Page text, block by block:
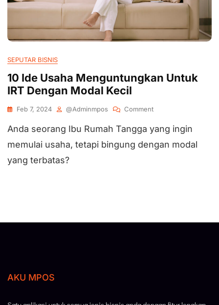
SEPUTAR BISNIS
10 Ide Usaha Menguntungkan Untuk
IRT Dengan Modal Kecil
Feb 7, 2024 @adminmpos Comment
Anda seorang Ibu Rumah Tangga yang ingin
memulai usaha, tetapi bingung dengan modal
yang terbatas?
AKU MPOS